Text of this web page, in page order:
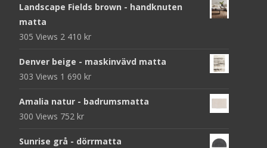
Landscape Fields brown - handknuten
matta
305 Views 2 410 kr
Denver beige - maskinvävd matta
303 Views 1 690 kr
Amalia natur - badrumsmatta
300 Views 752 kr
Sunrise grå - dörrmatta